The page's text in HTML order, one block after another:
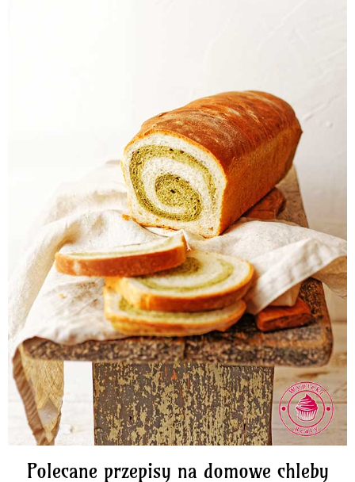
Polecane przepisy na domowe chleby